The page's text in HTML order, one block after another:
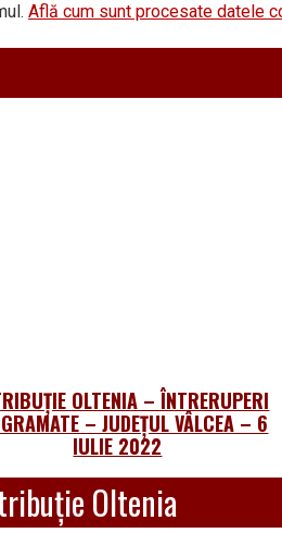
Află cum sunt procesate datele
OLTENIA – ÎNTRERUPERI
– JUDEȚUL VÂLCEA – 6
IULIE 2022
Oltenia